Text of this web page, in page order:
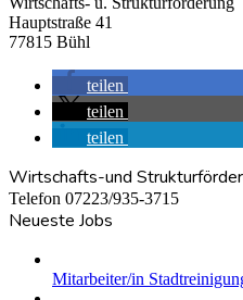
Hauptstraße 41
77815 Bühl
teilen
teilen
teilen
Wirtschafts-und
Telefon 07223/935-3715
Neueste Jobs
Mitarbeiter/in